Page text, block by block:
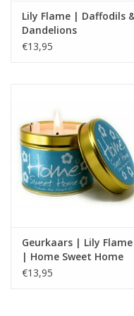
Lily Flame | Daffodils
Dandelions
€13,95
Geurkaars | Lily Flame
| Home Sweet Home
€13,95